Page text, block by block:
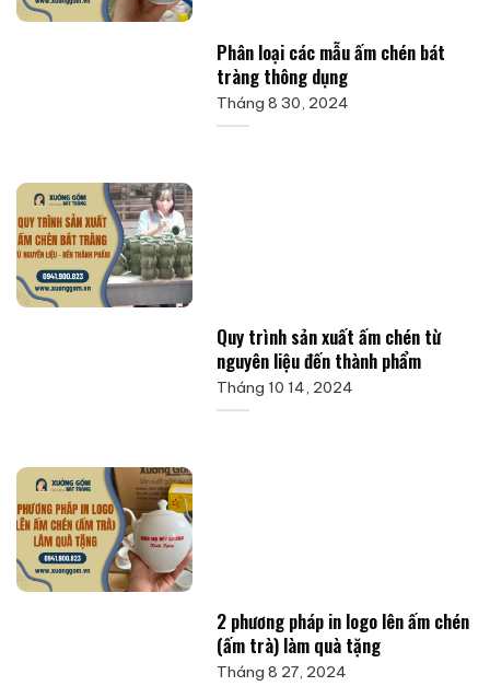
Phân loại các mẫu ấm chén bát
tràng thông dụng
Tháng 8 30, 2024
Quy trình sản xuất ấm chén từ
nguyên liệu đến thành phẩm
Tháng 10 14, 2024
2 phương pháp in logo lên ấm chén
(ấm trà) làm quà tặng
Tháng 8 27, 2024